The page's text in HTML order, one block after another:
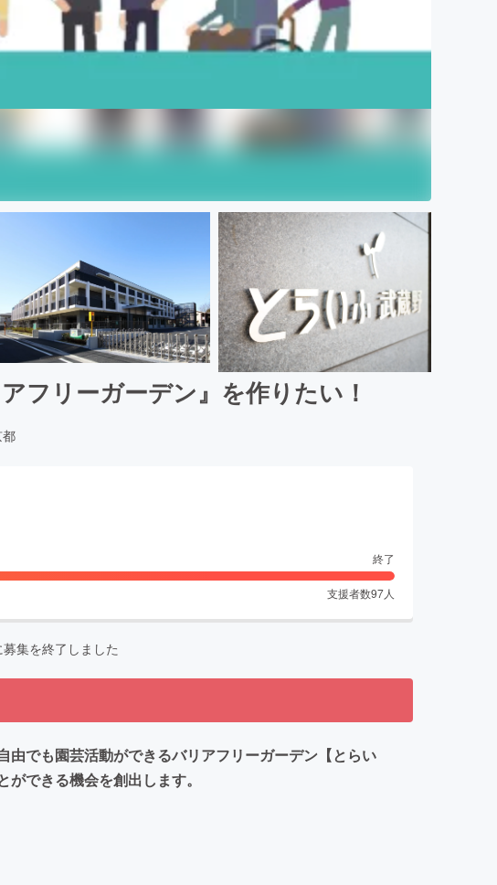
フリーガーデン』を作りたい！
終了
支援者数97人
募集を終了しました
でも園芸活動ができるバリアフリーガーデン【とらい
できる機会を創出します。